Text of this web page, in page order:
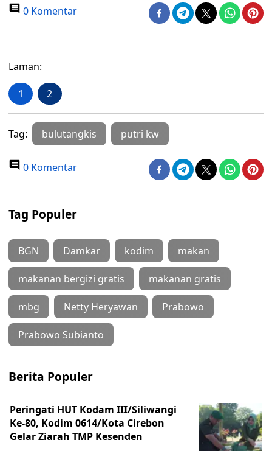
0 Komentar
Laman:
1 2
Tag: bulutangkis putri kw
0 Komentar
Tag Populer
BGN Damkar kodim makan
makanan bergizi gratis makanan gratis
mbg Netty Heryawan Prabowo
Prabowo Subianto
Berita Populer
Peringati HUT Kodam III/Siliwangi
Ke-80, Kodim 0614/Kota Cirebon
Gelar Ziarah TMP Kesenden